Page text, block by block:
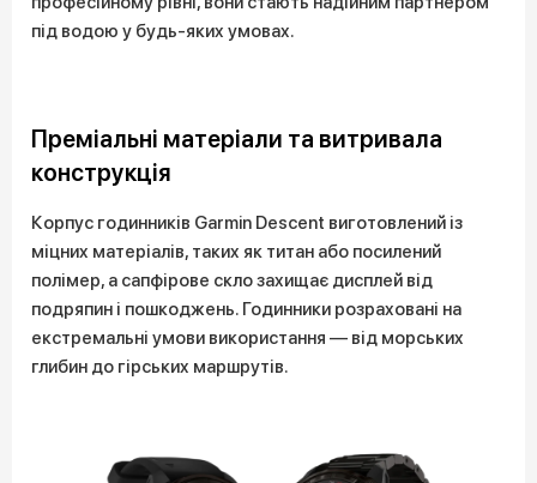
під водою у будь-яких умовах.
Преміальні матеріали та витривала
конструкція
Корпус годинників Garmin Descent виготовлений із
міцних матеріалів, таких як титан або посилений
полімер, а сапфірове скло захищає дисплей від
подряпин і пошкоджень. Годинники розраховані на
екстремальні умови використання — від морських
глибин до гірських маршрутів.